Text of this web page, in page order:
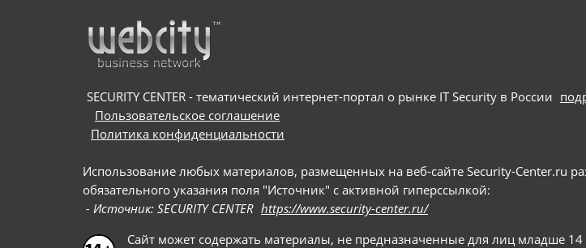
SECURITY CENTER - тематический интернет-портал о рынке IT Security в России
Пользовательское соглашение
Политика конфиденциальности
Использование любых материалов, размещенных на веб-сайте Security-Center.ru
обязательного указания поля "Источник" с активной гиперссылкой:
- Источник: SECURITY CENTER https://www.security-center.ru/
Сайт может содержать материалы, не предназначенные для лиц младше 14